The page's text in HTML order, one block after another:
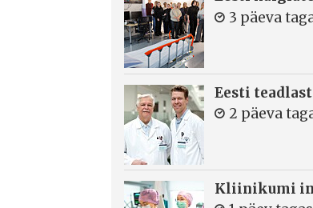
3 päeva
Eesti
2 päeva
Kliinikumi